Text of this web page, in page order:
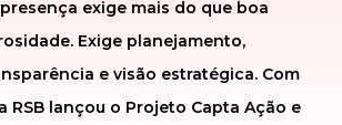
exige mais do que boa
Exige planejamento,
e visão estratégica. Com
RSB lançou o Projeto Capta Ação e